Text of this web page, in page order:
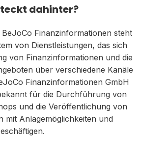
dahinter?
Finanzinformationen steht
von Dienstleistungen, das sich
von Finanzinformationen und die
über verschiedene Kanäle
Finanzinformationen GmbH
für die Durchführung von
und die Veröffentlichung von
mit Anlagemöglichkeiten und